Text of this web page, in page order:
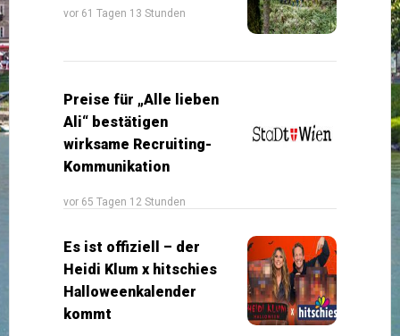
vor 61 Tagen 13 Stunden
Preise für „Alle lieben
Ali“ bestätigen
wirksame Recruiting-
Kommunikation
vor 65 Tagen 12 Stunden
Es ist offiziell – der
Heidi Klum x hitschies
Halloweenkalender
kommt